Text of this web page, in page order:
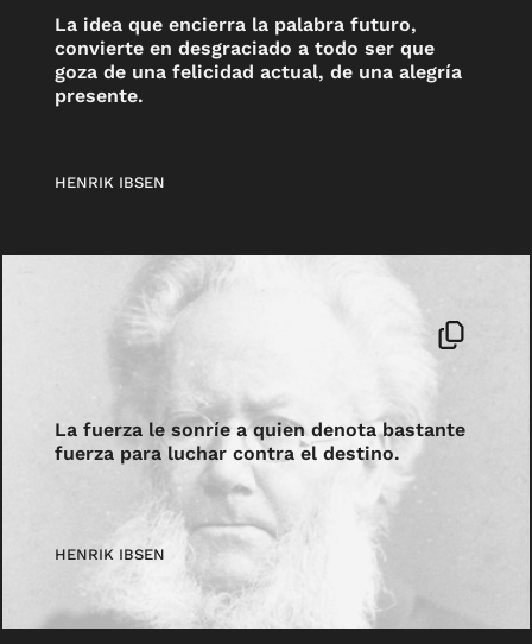
La idea que encierra la palabra futuro,
convierte en desgraciado a todo ser que
goza de una felicidad actual, de una alegría
presente.
HENRIK IBSEN
La fuerza le sonríe a quien denota bastante
fuerza para luchar contra el destino.
HENRIK IBSEN